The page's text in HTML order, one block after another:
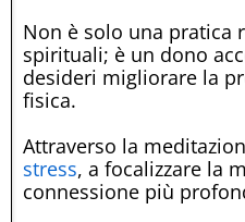
Non è solo una pratica
spirituali; è un dono
desideri migliorare la
fisica.
Attraverso la
stress, a focalizzare la
connessione più